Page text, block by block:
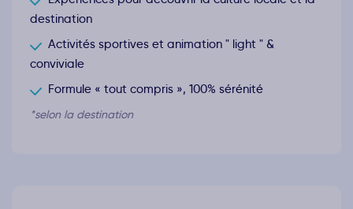
destination
Activités sportives et animation " light " &
conviviale
Formule « tout compris », 100% sérénité
*selon la destination